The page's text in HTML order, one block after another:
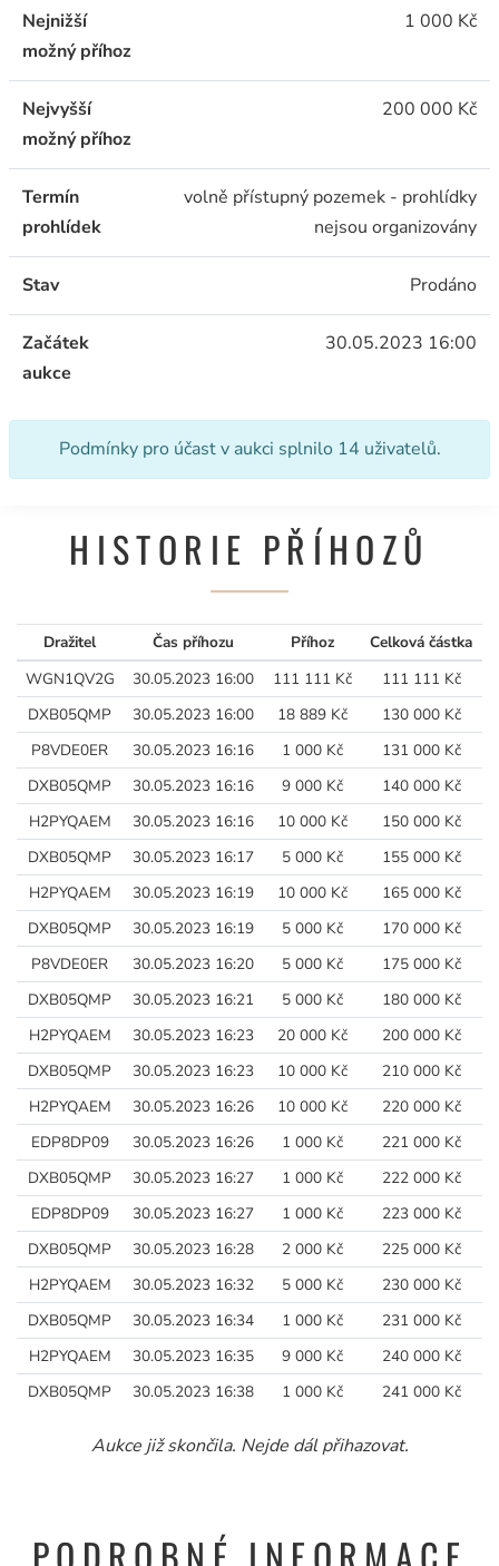
Nejnižší
možný příhoz
1 000 Kč
Nejvyšší
možný příhoz
200 000 Kč
Termín
prohlídek
volně přístupný pozemek - prohlídky
nejsou organizovány
Stav Prodáno
Začátek
aukce
30.05.2023 16:00
Podmínky pro účast v aukci splnilo 14 uživatelů.
HISTORIE PŘÍHOZŮ
Dražitel Čas příhozu Příhoz
Celková částka
WGN1QV2G
30.05.2023 16:00 111 111 Kč
111 111 Kč
DXB05QMP
30.05.2023 16:00 18 889 Kč
130 000 Kč
P8VDE0ER
30.05.2023 16:16 1 000 Kč
131 000 Kč
DXB05QMP
30.05.2023 16:16 9 000 Kč
140 000 Kč
H2PYQAEM
30.05.2023 16:16 10 000 Kč
150 000 Kč
DXB05QMP
30.05.2023 16:17 5 000 Kč
155 000 Kč
H2PYQAEM
30.05.2023 16:19 10 000 Kč
165 000 Kč
DXB05QMP
30.05.2023 16:19 5 000 Kč
170 000 Kč
P8VDE0ER
30.05.2023 16:20 5 000 Kč
175 000 Kč
DXB05QMP
30.05.2023 16:21 5 000 Kč
180 000 Kč
H2PYQAEM
30.05.2023 16:23 20 000 Kč
200 000 Kč
DXB05QMP
30.05.2023 16:23 10 000 Kč
210 000 Kč
H2PYQAEM
30.05.2023 16:26 10 000 Kč
220 000 Kč
EDP8DP09
30.05.2023 16:26 1 000 Kč
221 000 Kč
DXB05QMP
30.05.2023 16:27 1 000 Kč
222 000 Kč
EDP8DP09
30.05.2023 16:27 1 000 Kč
223 000 Kč
DXB05QMP
30.05.2023 16:28 2 000 Kč
225 000 Kč
H2PYQAEM
30.05.2023 16:32 5 000 Kč
230 000 Kč
DXB05QMP
30.05.2023 16:34 1 000 Kč
231 000 Kč
H2PYQAEM
30.05.2023 16:35 9 000 Kč
240 000 Kč
DXB05QMP
30.05.2023 16:38 1 000 Kč 241 000 Kč
Aukce již skončila. Nejde dál přihazovat.
PODROBNÉ INFORMACE